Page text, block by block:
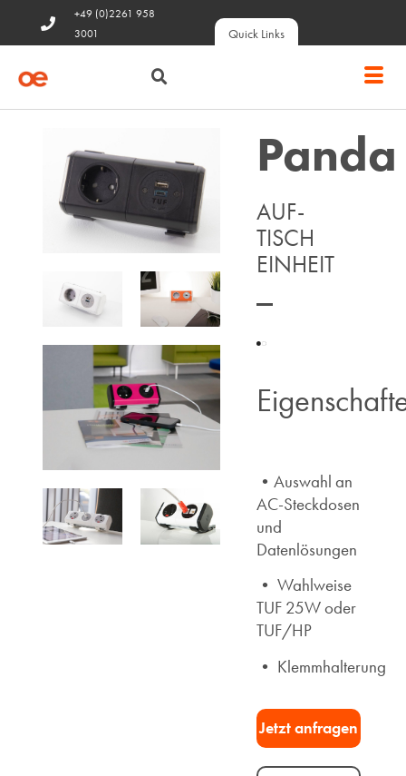
+49 (0)2261 958
3001
Quick Links
Panda
AUF-
TISCH
EINHEIT
•Auswahl an
AC-Steckdosen
und
Datenlösungen
• Wahlweise
TUF 25W oder
TUF/HP
• Klemmhalterung
Jetzt anfragen​